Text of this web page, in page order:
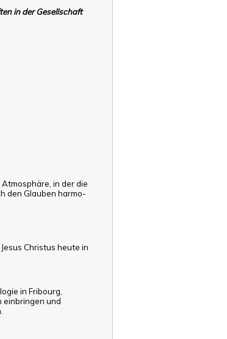
in der Gesellschaft
in der die
den Glauben harmo­
Christus heute in
in Fribourg,
einbringen und